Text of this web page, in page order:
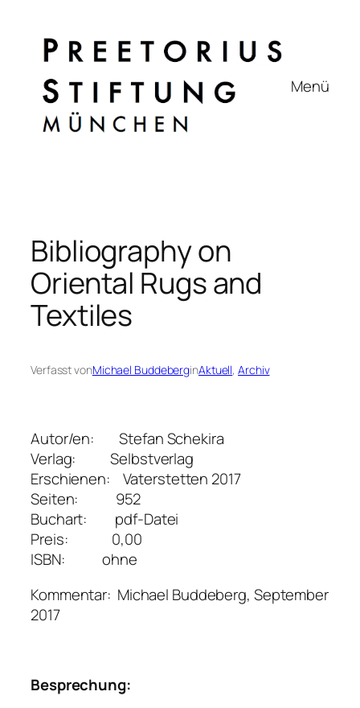
springen
Menü
Bibliography on
Oriental Rugs and
Textiles
Verfasst vonMichael BuddeberginAktuell, Archiv
Autor/en: Stefan Schekira
Verlag: Selbstverlag
Erschienen: Vaterstetten 2017
Seiten: 952
Buchart: pdf-Datei
Preis: 0,00
ISBN: ohne
Kommentar: Michael Buddeberg, September
2017
Besprechung: